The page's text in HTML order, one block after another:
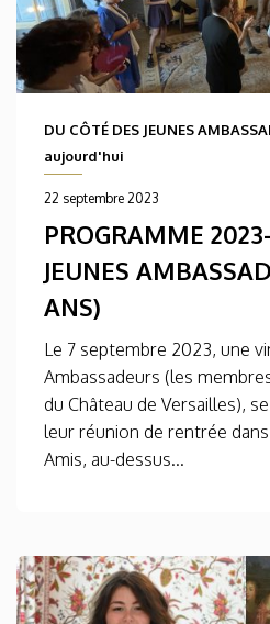
DU CÔTÉ DES JEUNES
aujourd'hui
22 septembre 2023
PROGRAMME
JEUNES
ANS)
Le 7 septembre 2023, une
Ambassadeurs (les
du Château de Versailles),
leur réunion de rentrée
Amis, au-dessus...